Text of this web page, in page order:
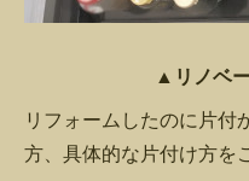
▲リノベ
リフォームしたのに片付
方、具体的な片付け方を